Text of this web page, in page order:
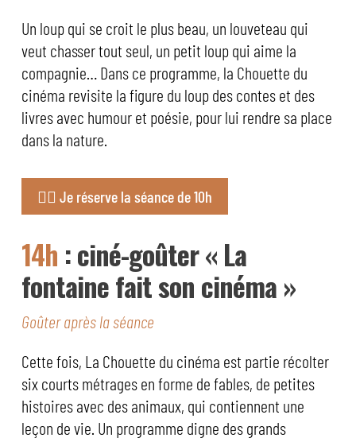
Un loup qui se croit le plus beau, un louveteau qui
veut chasser tout seul, un petit loup qui aime la
compagnie… Dans ce programme, la Chouette du
cinéma revisite la figure du loup des contes et des
livres avec humour et poésie, pour lui rendre sa place
dans la nature.
👉🏼 Je réserve la séance de 10h
14h : ciné-goûter « La
fontaine fait son cinéma »
Goûter après la séance
Cette fois, La Chouette du cinéma est partie récolter
six courts métrages en forme de fables, de petites
histoires avec des animaux, qui contiennent une
leçon de vie. Un programme digne des grands